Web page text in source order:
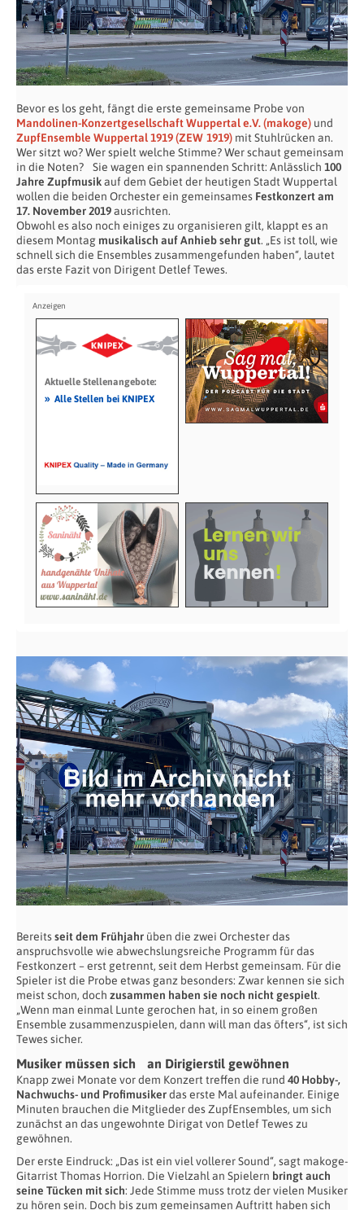
Bevor es los geht, fängt die erste gemeinsame Probe von
Mandolinen-Konzertgesellschaft Wuppertal e.V. (makoge) und
ZupfEnsemble Wuppertal 1919 (ZEW 1919) mit Stuhlrücken an.
Wer sitzt wo? Wer spielt welche Stimme? Wer schaut gemeinsam
in die Noten? Sie wagen ein spannenden Schritt: Anlässlich 100
Jahre Zupfmusikauf dem Gebiet der heutigen Stadt Wuppertal
wollen die beiden Orchester ein gemeinsames Festkonzert am
17. November 2019ausrichten.
Obwohl es also noch einiges zu organisieren gilt, klappt es an
diesem Montagmusikalisch auf Anhieb sehr gut. „Es ist toll, wie
schnell sich die Ensembles zusammengefunden haben“, lautet
das erste Fazit von Dirigent Detlef Tewes.
Aktuelle Stellenangebote:
» Alle Stellen bei KNIPEX
Bereitsseit dem Frühjahr üben die zwei Orchester das
anspruchsvolle wie abwechslungsreiche Programm für das
Festkonzert – erst getrennt, seit dem Herbst gemeinsam. Für die
Spieler ist die Probe etwas ganz besonders: Zwar kennen sie sich
meist schon, doch zusammen haben sie noch nicht gespielt.
„Wenn man einmal Lunte gerochen hat, in so einem großen
Ensemble zusammenzuspielen, dann will man das öfters“, ist sich
Tewes sicher.
Musiker müssen sich an Dirigierstil gewöhnen
Knapp zwei Monate vor dem Konzert treffen die rund 40 Hobby-,
Nachwuchs- und Profimusikerdas erste Mal aufeinander. Einige
Minuten brauchen die Mitglieder des ZupfEnsembles, um sich
zunächst an das ungewohnte Dirigat von Detlef Tewes zu
gewöhnen.
Der erste Eindruck: „Das ist ein viel vollerer Sound“, sagt makoge-
Gitarrist Thomas Horrion. Die Vielzahl an Spielern bringt auch
seine Tücken mit sich: Jede Stimme muss trotz der vielen Musiker
zu hören sein. Doch bis zum gemeinsamen Auftritt haben sich